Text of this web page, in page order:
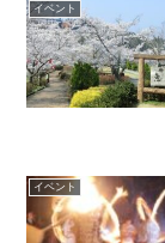
イベント
イベント